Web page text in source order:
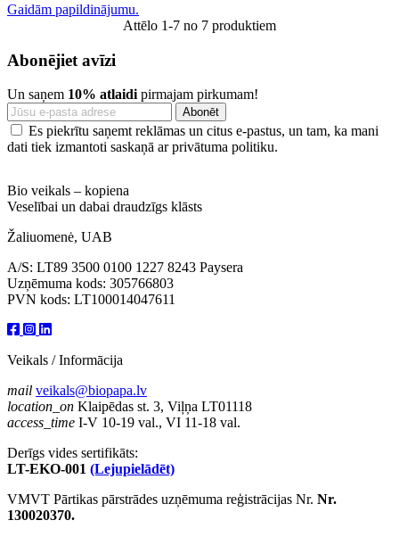
Gaidām papildinājumu.
Attēlo 1-7 no 7 produktiem
Abonējiet avīzi
Un saņem 10% atlaidi pirmajam pirkumam!
Es piekrītu saņemt reklāmas un citus e-pastus, un tam, ka mani
dati tiek izmantoti saskaņā ar privātuma politiku.
Bio veikals – kopiena
Veselībai un dabai draudzīgs klāsts
Žaliuomenė, UAB
A/S: LT89 3500 0100 1227 8243 Paysera
Uzņēmuma kods: 305766803
PVN kods: LT100014047611
Veikals / Informācija
mail veikals@biopapa.lv
location_on Klaipēdas st. 3, Viļņa LT01118
access_time I-V 10-19 val., VI 11-18 val.
Derīgs vides sertifikāts:
LT-EKO-001 (Lejupielādēt)
VMVT Pārtikas pārstrādes uzņēmuma reģistrācijas Nr. Nr.
130020370.